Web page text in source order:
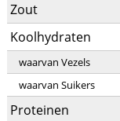
Zout
Koolhydraten
waarvan Vezels
waarvan Suikers
Proteinen